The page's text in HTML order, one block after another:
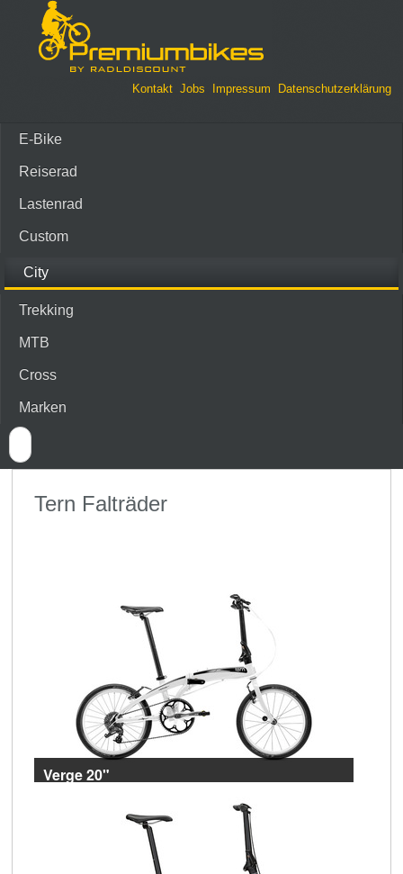
Kontakt Jobs Impressum Datenschutzerklärung
E-Bike
Reiserad
Lastenrad
Custom
City
Trekking
MTB
Cross
Marken
Tern Falträder
Verge 20"